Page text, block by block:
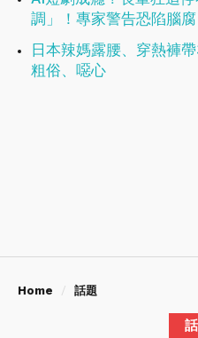
調」！專家警告恐陷腦腐
日本辣媽露腰、穿熱褲
粗俗、噁心
Home 話題